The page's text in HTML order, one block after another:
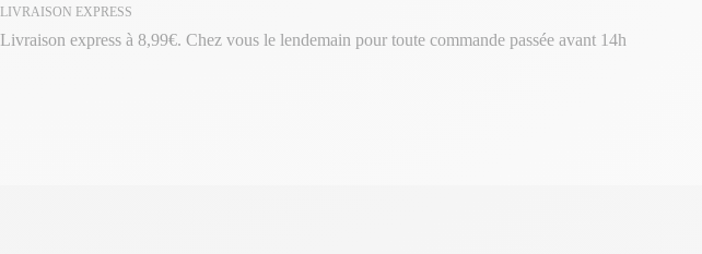
LIVRAISON EXPRESS
Livraison express à 8,99€. Chez vous le lendemain pour toute commande passée avant 14h